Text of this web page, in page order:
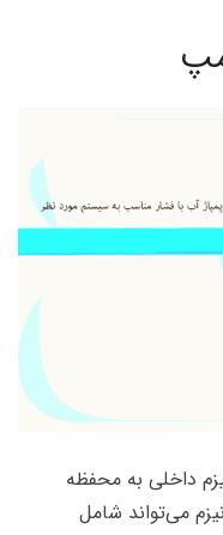
داخلی به محفظه
می‌تواند شامل